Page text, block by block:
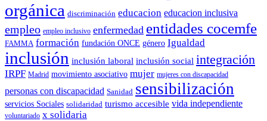
orgánica discriminación educacion educacion inclusiva
empleo empleo inclusivo enfermedad entidades cocemfe
FAMMA formación fundación ONCE género Igualdad
inclusión inclusión laboral inclusión social integración
IRPF Madrid movimiento asociativo mujer mujeres con discapacidad
personas con discapacidad Sanidad sensibilización
servicios Sociales solidaridad turismo accesible vida independiente
voluntariado x solidaria